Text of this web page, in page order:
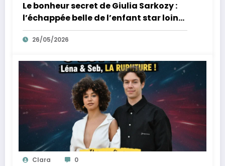
Le bonheur secret de Giulia Sarkozy :
l’échappée belle de l’enfant star loin
des tumultes familiaux.
26/05/2026
Clara 0